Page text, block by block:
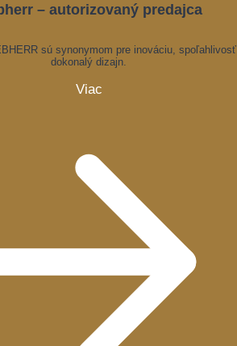
– autorizovaný predajca
sú synonymom pre inováciu,
dokonalý dizajn.
Viac